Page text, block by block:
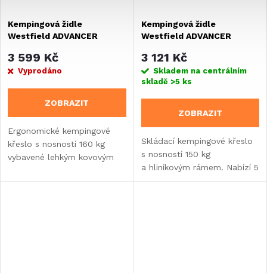
Kempingová židle
Westfield ADVANCER
3 599 Kč
Vyprodáno
ZOBRAZIT
Ergonomické kempingové
křeslo s nosností 160 kg
vybavené lehkým kovovým
a prodyšným materiálem
Kempingová židle
Westfield ADVANCER
3 121 Kč
Skladem na centrálním
skladě >5 ks
ZOBRAZIT
Skládací kempingové křeslo
s nosností 150 kg
a hliníkovým rámem. Nabízí 5
poloh opěradla, ergonomický